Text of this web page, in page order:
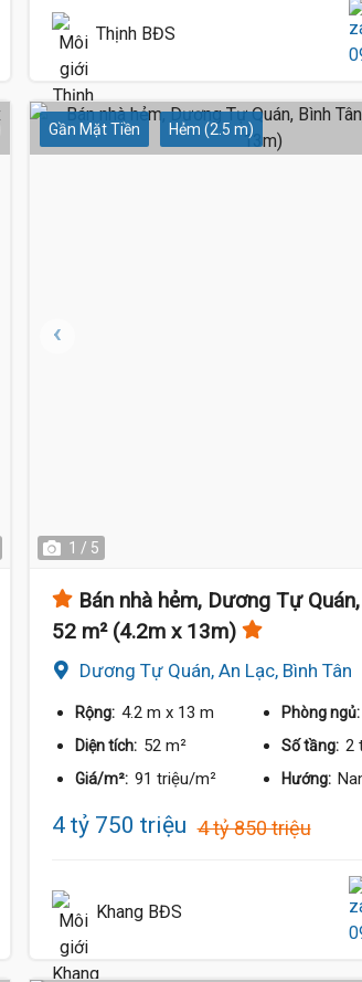
Thịnh BĐS
Gần Mặt Tiền Hẻm (2.5 m)
1 / 5
Bán nhà hẻm, Dương Tự
52 m² (4.2m x 13m)
Dương Tự Quán, An Lạc, Bình Tân
Rộng: 4.2 m x 13 m Phòng ngủ:
Diện tích: 52 m² Số tầng: 2
Giá/m²: 91 triệu/m² Hướng:
4 tỷ 750 triệu 4 tỷ 850 triệu
Khang BĐS